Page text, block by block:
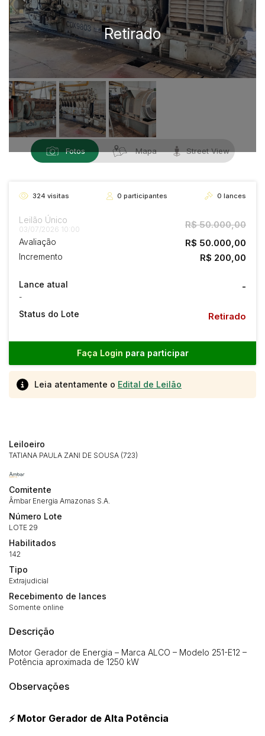
Fotos Mapa Street View
324 visitas 0 participantes 0 lances
Leilão Único
03/07/2026 10:00 R$ 50.000,00
Avaliação R$ 50.000,00
Incremento R$ 200,00
Lance atual
-
-
Status do Lote Retirado
Faça Login para participar
Leia atentamente o Edital de Leilão
Leiloeiro
TATIANA PAULA ZANI DE SOUSA (723)
Comitente
Âmbar Energia Amazonas S.A.
Número Lote
LOTE 29
Habilitados
142
Tipo
Extrajudicial
Recebimento de lances
Somente online
Descrição
Motor Gerador de Energia – Marca ALCO – Modelo 251-E12 –
Potência aproximada de 1250 kW
Observações
⚡ Motor Gerador de Alta Potência